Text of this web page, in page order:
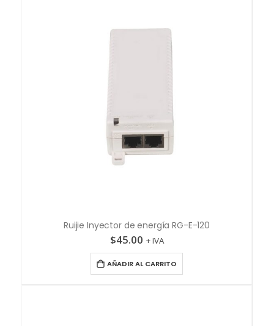
Ruijie Inyector de energía RG-E-120
$45.00 + IVA
AÑADIR AL CARRITO